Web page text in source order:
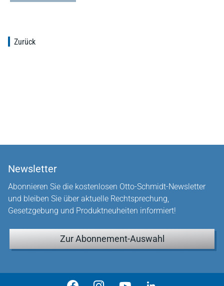
Zurück
Newsletter
Abonnieren Sie die kostenlosen Otto-Schmidt-Newsletter
und bleiben Sie über aktuelle Rechtsprechung,
Gesetzgebung und Produktneuheiten informiert!
Zur Abonnement-Auswahl